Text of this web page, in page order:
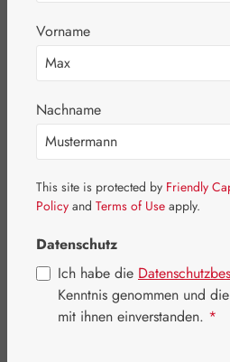
Bildergalerie überspringen
Vorname
Nachname
This site is protected by Friendly
Policy and Terms of Use apply.
Datenschutz
Ich habe die
Kenntnis genommen und die
mit ihnen einverstanden. *